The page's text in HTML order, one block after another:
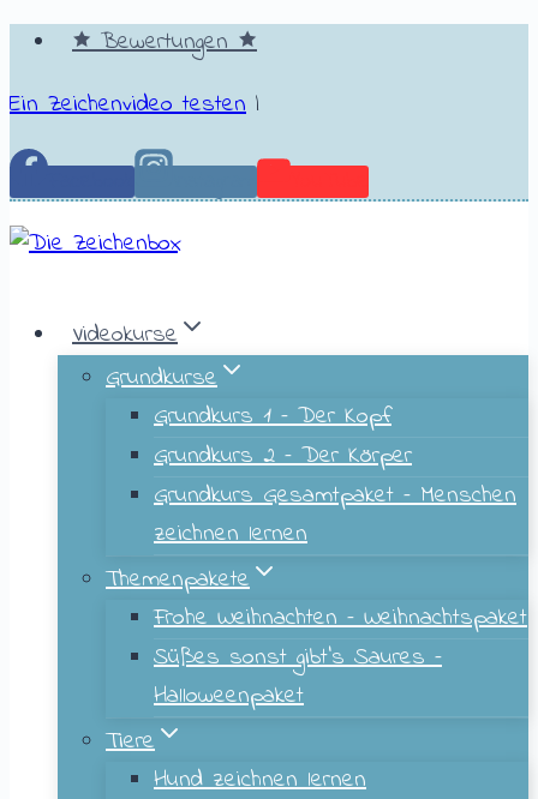
🟊 Bewertungen 🟊
Ein Zeichenvideo testen |
Videokurse
Grundkurse
Grundkurs 1 – Der Kopf
Grundkurs 2 – Der Körper
Grundkurs Gesamtpaket – Menschen
zeichnen lernen
Themenpakete
Frohe Weihnachten – Weihnachtspaket
Süßes sonst gibt’s Saures –
Halloweenpaket
Tiere
Hund zeichnen lernen